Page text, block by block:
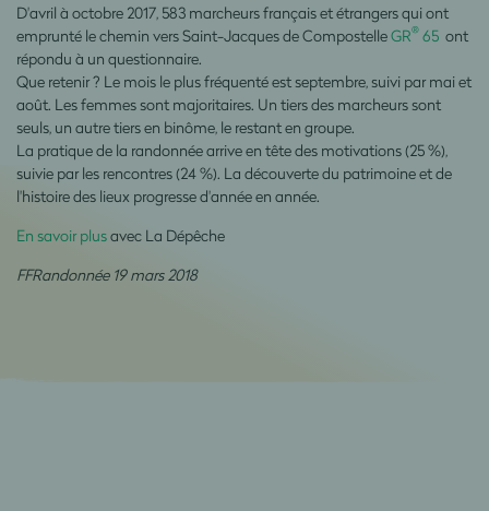
D'avril à octobre 2017, 583 marcheurs français et étrangers qui ont
emprunté le chemin vers Saint-Jacques de CompostelleGR® 65 ont
répondu à un questionnaire.
Que retenir ? Le mois le plus fréquenté est septembre, suivi par mai et
août. Les femmes sont majoritaires. Un tiers des marcheurs sont
seuls, un autre tiers en binôme, le restant en groupe.
La pratique de la randonnée arrive en tête des motivations (25 %),
suivie par les rencontres (24 %). La découverte du patrimoine et de
l'histoire des lieux progresse d'année en année.
En savoir plusavec La Dépêche
FFRandonnée 19 mars 2018